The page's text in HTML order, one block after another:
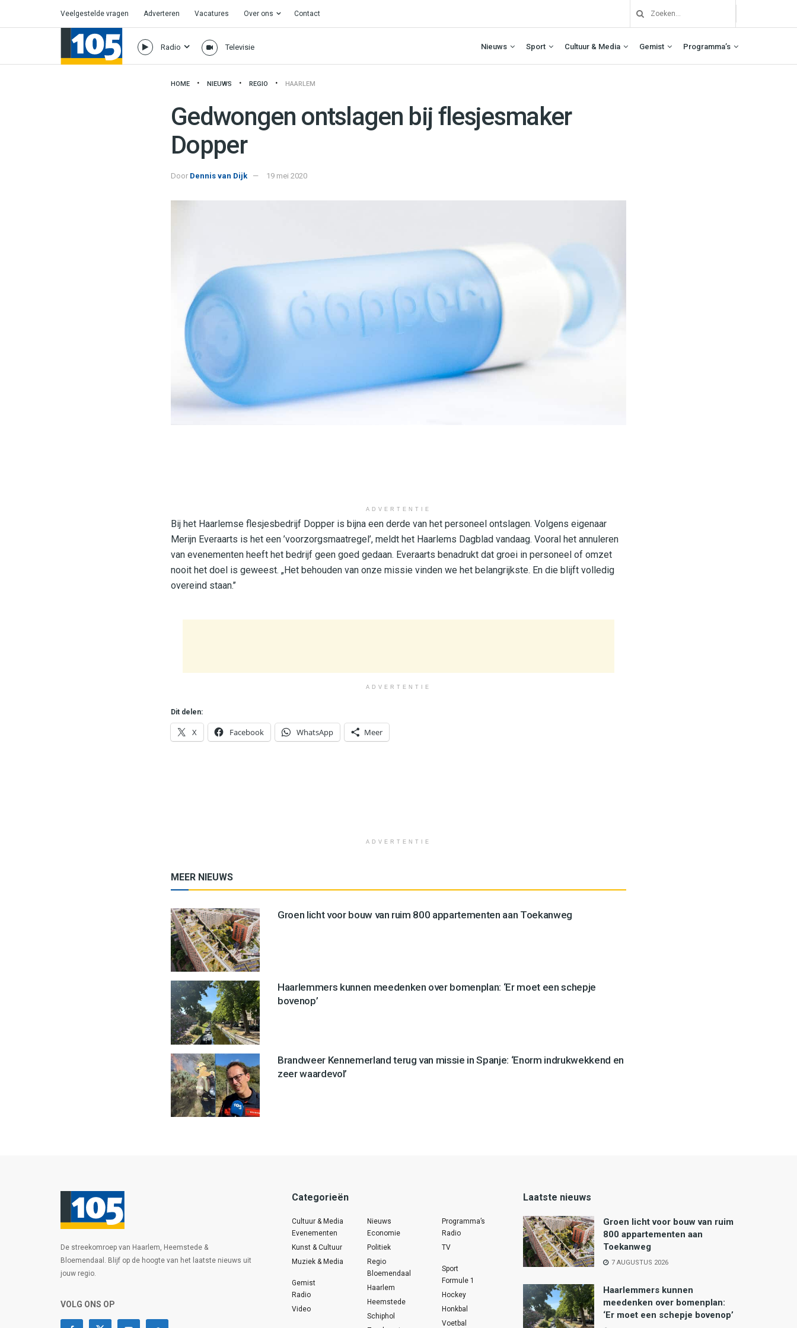
Veelgestelde vragen Adverteren Vacatures Over ons Contact
Radio Televisie Nieuws Sport Cultuur & Media Gemist Programma’s
HOME NIEUWS REGIO HAARLEM
Gedwongen ontslagen bij flesjesmaker
Dopper
Door Dennis van Dijk 19 mei 2020
ADVERTENTIE
Bij het Haarlemse flesjesbedrijf Dopper is bijna een derde van het personeel ontslagen. Volgens eigenaar
Merijn Everaarts is het een ’voorzorgsmaatregel’, meldt het Haarlems Dagblad vandaag. Vooral het annuleren
van evenementen heeft het bedrijf geen goed gedaan. Everaarts benadrukt dat groei in personeel of omzet
nooit het doel is geweest. „Het behouden van onze missie vinden we het belangrijkste. En die blijft volledig
overeind staan.’’
ADVERTENTIE
Dit delen:
X Facebook WhatsApp Meer
ADVERTENTIE
MEER NIEUWS
Groen licht voor bouw van ruim 800 appartementen aan Toekanweg
Haarlemmers kunnen meedenken over bomenplan: ‘Er moet een schepje
bovenop’
Brandweer Kennemerland terug van missie in Spanje: ‘Enorm indrukwekkend en
zeer waardevol’
De streekomroep van Haarlem, Heemstede &
Bloemendaal. Blijf op de hoogte van het laatste nieuws uit
jouw regio.
VOLG ONS OP
Categorieën
Cultuur & Media
Evenementen
Kunst & Cultuur
Muziek & Media
Gemist
Radio
Video
Nieuws
Economie
Politiek
Regio
Bloemendaal
Haarlem
Heemstede
Schiphol
Programma’s
Radio
TV
Sport
Formule 1
Hockey
Honkbal
Voetbal
Laatste nieuws
Groen licht voor bouw van ruim
800 appartementen aan
Toekanweg
7 AUGUSTUS 2026
Haarlemmers kunnen
meedenken over bomenplan:
‘Er moet een schepje bovenop’